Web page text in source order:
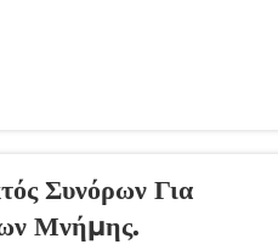
Συνόρων Για
Μνήμης.